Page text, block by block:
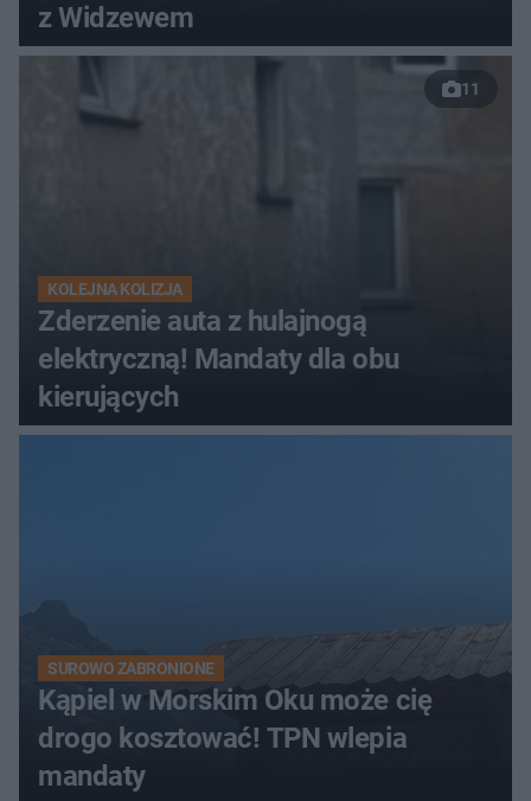
z Widzewem
11
KOLEJNA KOLIZJA
Zderzenie auta z hulajnogą
elektryczną! Mandaty dla obu
kierujących
SUROWO ZABRONIONE
Kąpiel w Morskim Oku może cię
drogo kosztować! TPN wlepia
mandaty